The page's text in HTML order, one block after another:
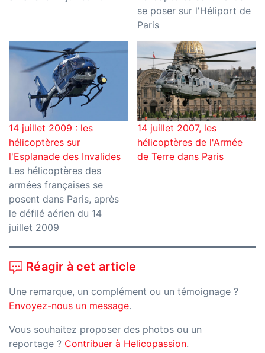
se poser sur l'Héliport de
Paris
14 juillet 2009 : les
hélicoptères sur
l'Esplanade des Invalides
Les hélicoptères des
armées françaises se
posent dans Paris, après
le défilé aérien du 14
juillet 2009
14 juillet 2007, les
hélicoptères de l'Armée
de Terre dans Paris
Réagir à cet article
Une remarque, un complément ou un témoignage ?
Envoyez-nous un message.
Vous souhaitez proposer des photos ou un
reportage ? Contribuer à Helicopassion.